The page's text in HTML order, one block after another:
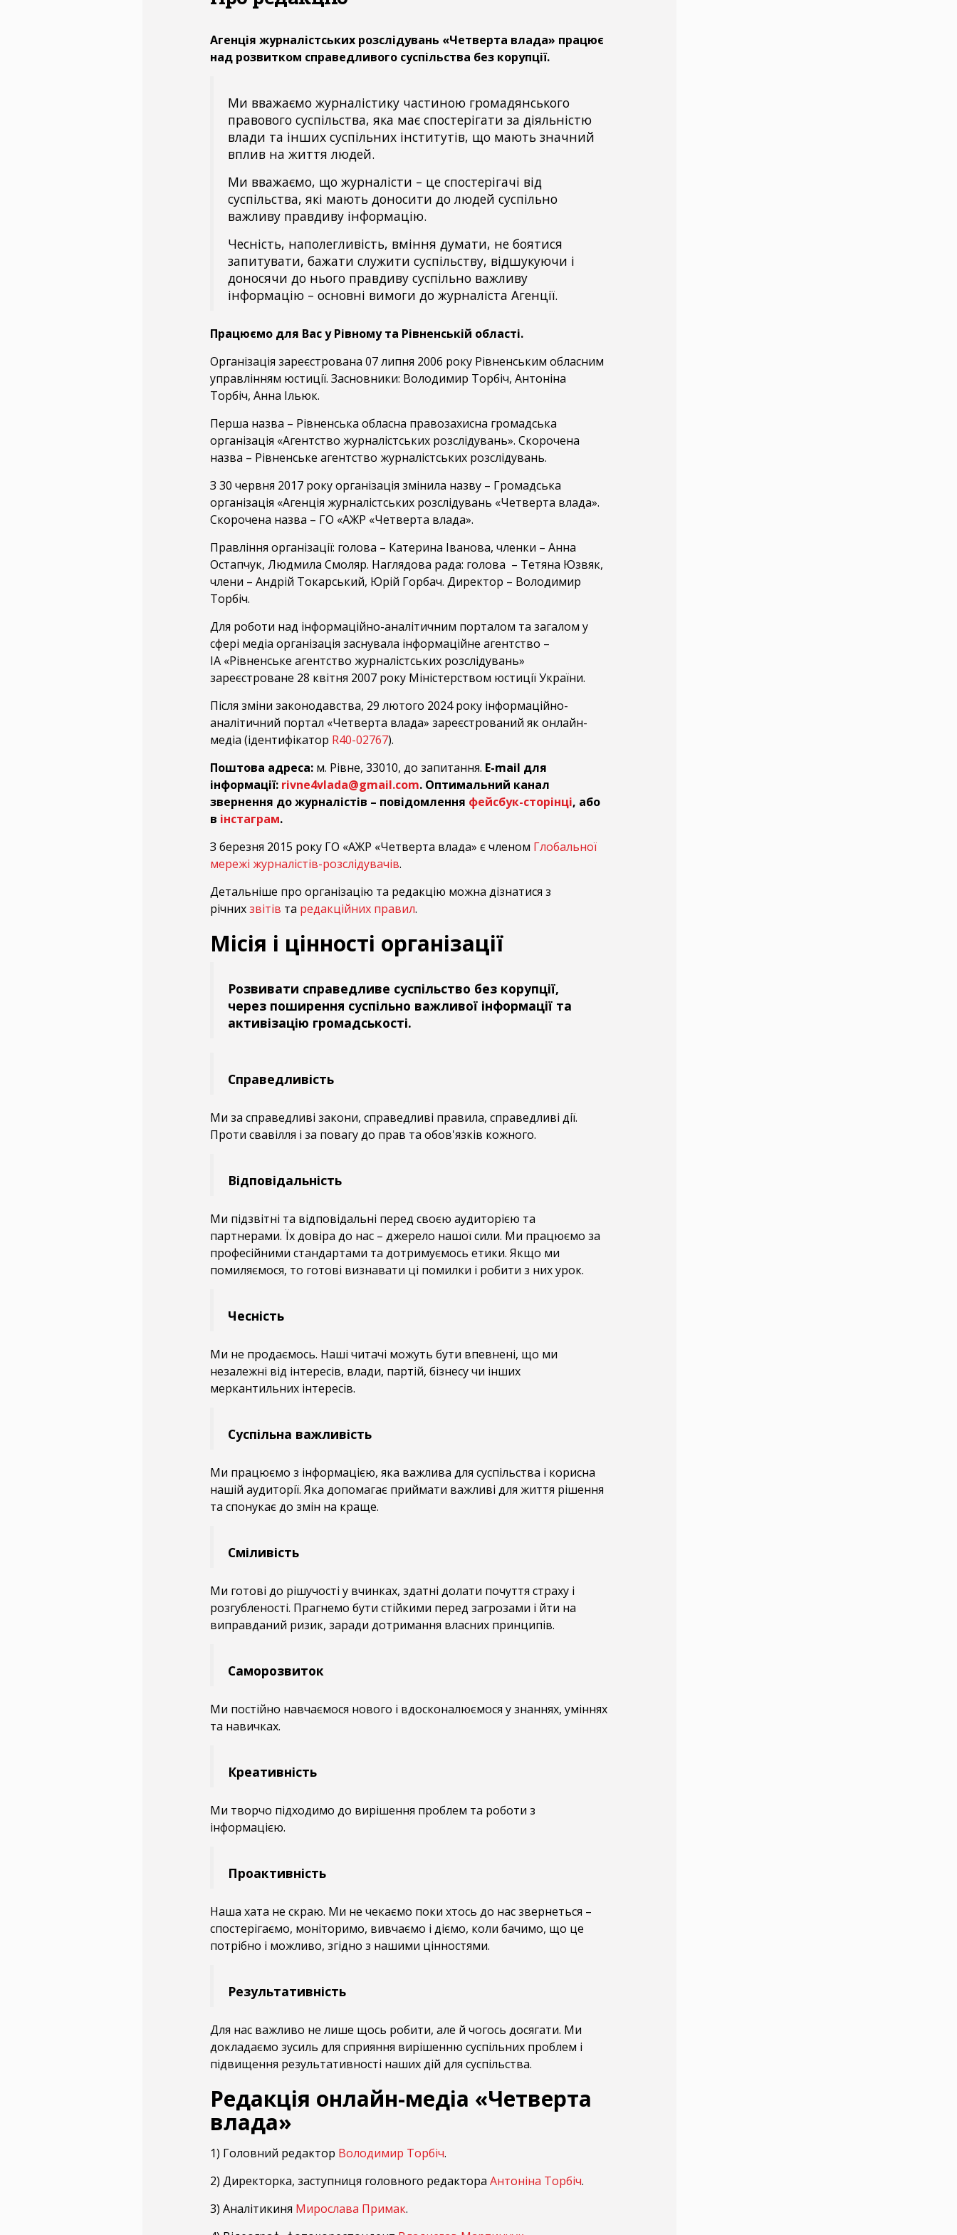
Агенція журналістських розслідувань «Четверта влада» працює
над розвитком справедливого суспільства без корупції.
Ми вважаємо журналістику частиною громадянського
правового суспільства, яка має спостерігати за діяльністю
влади та інших суспільних інститутів, що мають значний
вплив на життя людей.
Ми вважаємо, що журналісти – це спостерігачі від
суспільства, які мають доносити до людей суспільно
важливу правдиву інформацію.
Чесність, наполегливість, вміння думати, не боятися
запитувати, бажати служити суспільству, відшукуючи і
доносячи до нього правдиву суспільно важливу
інформацію – основні вимоги до журналіста Агенції.
Працюємо для Вас у Рівному та Рівненській області.
Організація зареєстрована 07 липня 2006 року Рівненським обласним
управлінням юстиції. Засновники: Володимир Торбіч, Антоніна
Торбіч, Анна Ільюк.
Перша назва – Рівненська обласна правозахисна громадська
організація «Агентство журналістських розслідувань». Скорочена
назва – Рівненське агентство журналістських розслідувань.
З 30 червня 2017 року організація змінила назву – Громадська
організація «Агенція журналістських розслідувань «Четверта влада».
Скорочена назва – ГО «АЖР «Четверта влада».
Правління організації: голова – Катерина Іванова, членки – Анна
Остапчук, Людмила Смоляр. Наглядова рада: голова – Тетяна Юзвяк,
члени – Андрій Токарський, Юрій Горбач. Директор – Володимир
Торбіч.
Для роботи над інформаційно-аналітичним порталом та загалом у
сфері медіа організація заснувала інформаційне агентство –
ІА «Рівненське агентство журналістських розслідувань»
зареєстроване 28 квітня 2007 року Міністерством юстиції України.
Після зміни законодавства, 29 лютого 2024 року інформаційно-
аналітичний портал «Четверта влада» зареєстрований як онлайн-
медіа (ідентифікатор R40-02767).
Поштова адреса:м. Рівне, 33010, до запитання. E-mail для
інформації: rivne4vlada@gmail.com. Оптимальний канал
звернення до журналістів – повідомлення фейсбук-сторінці, або
в інстаграм.
З березня 2015 року ГО «АЖР «Четверта влада» є членом Глобальної
мережі журналістів-розслідувачів.
Детальніше про організацію та редакцію можна дізнатися з
річнихзвітів та редакційних правил.
Місія і цінності організації
Розвивати справедливе суспільство без корупції,
через поширення суспільно важливої інформації та
активізацію громадськості.
Справедливість
Ми за справедливі закони, справедливі правила, справедливі дії.
Проти свавілля і за повагу до прав та обов'язків кожного.
Відповідальність
Ми підзвітні та відповідальні перед своєю аудиторією та
партнерами. Їх довіра до нас – джерело нашої сили. Ми працюємо за
професійними стандартами та дотримуємось етики. Якщо ми
помиляємося, то готові визнавати ці помилки і робити з них урок.
Чесність
Ми не продаємось. Наші читачі можуть бути впевнені, що ми
незалежні від інтересів, влади, партій, бізнесу чи інших
меркантильних інтересів.
Суспільна важливість
Ми працюємо з інформацією, яка важлива для суспільства і корисна
нашій аудиторії. Яка допомагає приймати важливі для життя рішення
та спонукає до змін на краще.
Сміливість
Ми готові до рішучості у вчинках, здатні долати почуття страху і
розгубленості. Прагнемо бути стійкими перед загрозами і йти на
виправданий ризик, заради дотримання власних принципів.
Саморозвиток
Ми постійно навчаємося нового і вдосконалюємося у знаннях, уміннях
та навичках.
Креативність
Ми творчо підходимо до вирішення проблем та роботи з
інформацією.
Проактивність
Наша хата не скраю. Ми не чекаємо поки хтось до нас звернеться –
спостерігаємо, моніторимо, вивчаємо і діємо, коли бачимо, що це
потрібно і можливо, згідно з нашими цінностями.
Результативність
Для нас важливо не лише щось робити, але й чогось досягати. Ми
докладаємо зусиль для сприяння вирішенню суспільних проблем і
підвищення результативності наших дій для суспільства.
Редакція онлайн-медіа «Четверта
влада»
1) Головний редактор Володимир Торбіч.
2) Директорка, заступниця головного редактора Антоніна Торбіч.
3) Аналітикиня Мирослава Примак.